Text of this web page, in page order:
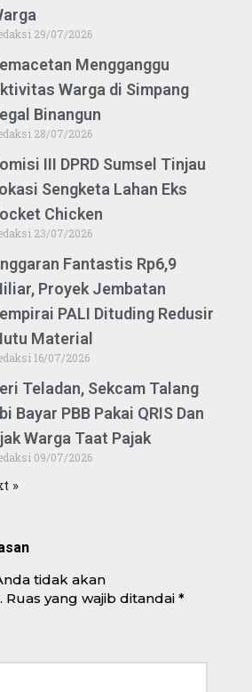
29/07/2026
Mengganggu
Warga di Simpang
Binangun
28/07/2026
III DPRD Sumsel Tinjau
Sengketa Lahan Eks
Chicken
23/07/2026
Fantastis Rp6,9
Proyek Jembatan
PALI Dituding Redusir
Material
16/07/2026
Teladan, Sekcam Talang
Bayar PBB Pakai QRIS Dan
Warga Taat Pajak
09/07/2026
»
tidak akan
Ruas yang wajib ditandai *